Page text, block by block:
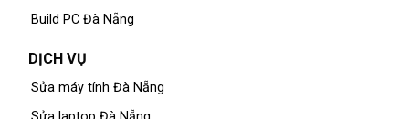
Build PC Đà Nẵng
DỊCH VỤ
Sửa máy tính Đà Nẵng